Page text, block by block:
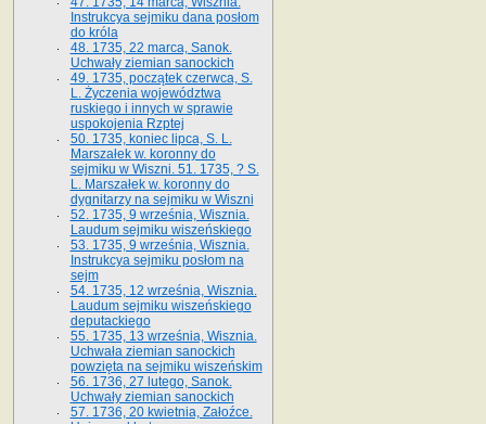
Instrukcya sejmiku dana posłom
do króla
48. 1735, 22 marca, Sanok.
Uchwały ziemian sanockich
49. 1735, początek czerwca, S.
L. Życzenia województwa
ruskiego i innych w sprawie
uspokojenia Rzptej
50. 1735, koniec lipca, S. L.
Marszałek w. koronny do
sejmiku w Wiszni. 51. 1735, ? S.
L. Marszałek w. koronny do
dygnitarzy na sejmiku w Wiszni
52. 1735, 9 września, Wisznia.
Laudum sejmiku wiszeńskiego
53. 1735, 9 września, Wisznia.
Instrukcya sejmiku posłom na
sejm
54. 1735, 12 września, Wisznia.
Laudum sejmiku wiszeńskiego
deputackiego
55. 1735, 13 września, Wisznia.
Uchwała ziemian sanockich
powzięta na sejmiku wiszeńskim
56. 1736, 27 lutego, Sanok.
Uchwały ziemian sanockich
57. 1736, 20 kwietnia, Załoźce.